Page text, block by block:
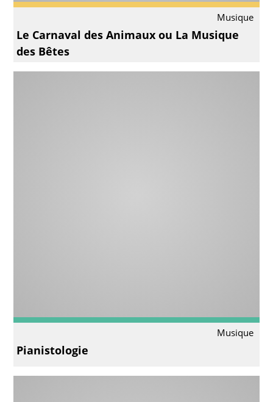
Musique
Le Carnaval des Animaux ou La Musique
des Bêtes
Musique
Pianistologie